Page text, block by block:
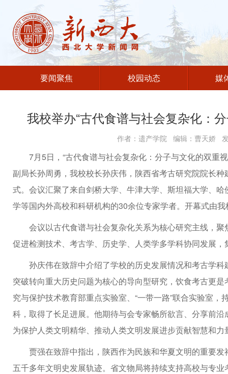
要闻聚焦 校园动态 媒
我校举办“古代食谱与社会复杂化：
作者：遗产学院 编辑：曹天娇
7月5日，“古代食谱与社会复杂化：分子与文化的双重
副局长孙周勇，我校校长孙庆伟，陕西省考古研究院院长
式。会议汇聚了来自剑桥大学、牛津大学、斯坦福大学、
学等国内外高校和科研机构的30余位专家学者。开幕式由
会议以古代食谱与社会复杂化关系为核心研究主线，
促进检测技术、考古学、历史学、人类学多学科协同发展
孙庆伟在致辞中介绍了学校的历史发展情况和考古学
突破转向重大历史问题为核心的导向型研究，饮食考古更
究与保护技术教育部重点实验室、“一带一路”联合实验室
科，取得了长足进展。他期待与会专家畅所欲言、分享前
为保护人类文明精华、推动人类文明发展进步贡献智慧和力
贾强在致辞中指出，陕西作为民族和华夏文明的重要
五千多年文明史发展轨迹。省文物局将持续支持高校与专